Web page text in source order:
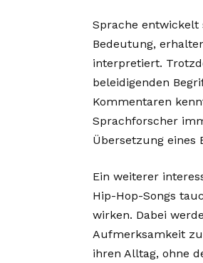
Sprache entwickelt
Bedeutung,
interpretiert.
beleidigenden
Kommentaren
Sprachforscher
Übersetzung eines
Ein weiterer
Hip-Hop-Songs
wirken. Dabei
Aufmerksamkeit
ihren Alltag, ohne